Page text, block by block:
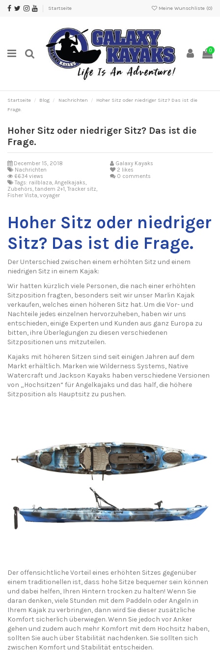
Startseite Meine Wunschliste (0)
0
Startseite Blog Nachrichten
Hoher Sitz oder niedriger Sitz? Das ist die
Frage.
Hoher Sitz oder niedriger Sitz? Das ist die
Frage.
December 15, 2018
Galaxy Kayaks
Nachrichten
2 likes
6634 views
0 comments
Tags: railblaza, Angelkajaks,
Zubehörs, tandem 2+1, Tracker sitz,
Fisher Vista, voyager
Hoher Sitz oder niedriger
Sitz? Das ist die Frage.
Der Unterschied zwischen einem erhöhten Sitz und einem
niedrigen Sitz in einem Kajak:
Wir hatten kürzlich viele Personen, die nach einer erhöhten
Sitzposition fragten, besonders seit wir unser Marlin Kajak
verkaufen, welches einen höheren Sitz hat. Um die Vor- und
Nachteile jedes einzelnen hervorzuheben, haben wir uns
entschieden, einige Experten und Kunden aus ganz Europa zu
bitten, ihre Überlegungen zu diesen verschiedenen
Sitzpositionen uns mitzuteilen.
Kajaks mit höheren Sitzen sind seit einigen Jahren auf dem
Markt erhältlich. Marken wie Wilderness Systems, Native
Watercraft und Jackson Kayaks haben verschiedene Versionen
von „Hochsitzen“ für Angelkajaks und das half, die höhere
Sitzposition als Hauptsitz zu pushen.
Der offensichtliche Vorteil eines erhöhten Sitzes gegenüber
einem traditionellen ist, dass hohe Sitze bequemer sein können
und dabei helfen, Ihren Hintern trocken zu halten! Wenn Sie
daran denken, viele Stunden mit dem Paddeln oder Angeln in
Ihrem Kajak zu verbringen, dann wird Sie dieser zusätzliche
Komfort sicherlich überwiegen. Wenn Sie jedoch vor Anker
gehen und zudem auch mehr Komfort mit dem Hochsitz haben,
sollten Sie auch über Stabilität nachdenken. Sie sollten sich
zwischen Komfort und Stabilität entscheiden.